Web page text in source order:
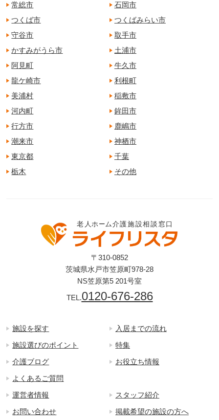
常総市
石岡市
つくば市
つくばみらい市
守谷市
取手市
かすみがうら市
土浦市
阿見町
牛久市
龍ケ崎市
利根町
美浦村
稲敷市
河内町
鉾田市
行方市
鹿嶋市
潮来市
神栖市
東京都
千葉
栃木
その他
〒310-0852
茨城県水戸市笠原町978-28
NS笠原第5 201号室
TEL.0120-676-286
施設を探す
入居までの流れ
施設選びのポイント
特集
介護ブログ
お役立ち情報
よくあるご質問
運営者情報
スタッフ紹介
お問い合わせ
掲載希望の施設の方へ